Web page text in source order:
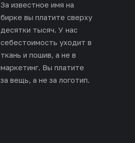
За известное имя на
бирке вы платите сверху
десятки тысяч. У нас
себестоимость уходит в
ткань и пошив, а не в
маркетинг. Вы платите
за вещь, а не за логотип.